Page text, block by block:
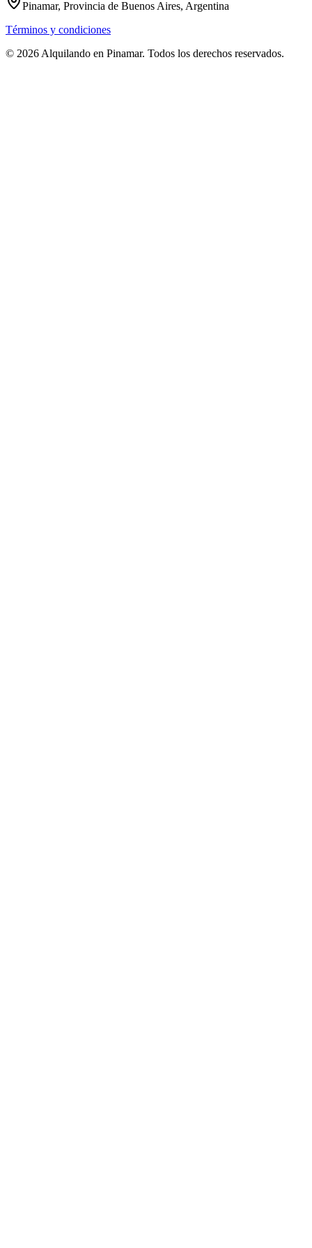
Pinamar, Provincia de Buenos Aires, Argentina
Términos y condiciones
© 2026 Alquilando en Pinamar. Todos los derechos reservados.